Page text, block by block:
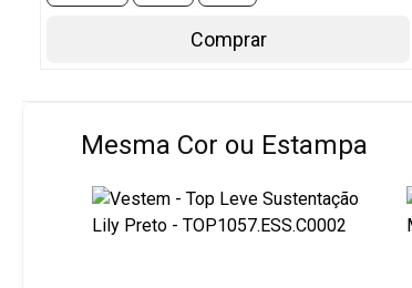
Comprar
Mesma Cor ou Estampa